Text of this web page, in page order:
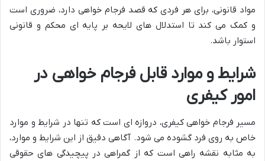
مواد قانونی، برای هر فردی که قصد فرجام خواهی دارد، ضروری است
و کمک می کند تا استدلال های لایحه بر پایه ای محکم و قانونی
استوار باشد.
شرایط و موارد قابل فرجام خواهی در
امور کیفری
مسیر فرجام خواهی کیفری، دروازه ای است که تنها در شرایط و موارد
خاص به روی فرد گشوده می شود. آگاهی دقیق از این شرایط و موارد،
به مثابه نقشه راهی است که از گمراهی در پیچیدگی های حقوقی